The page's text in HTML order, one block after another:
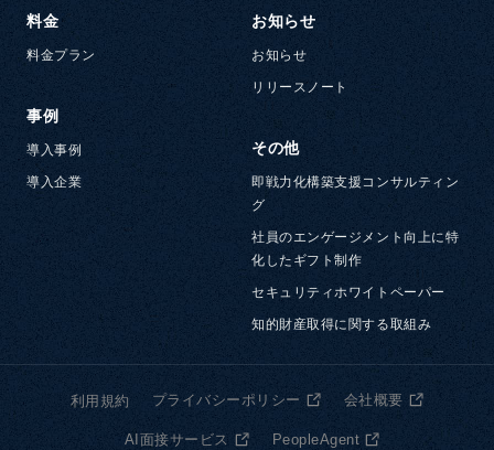
料金
料金プラン
事例
導入事例
導入企業
お知らせ
お知らせ
リリースノート
その他
即戦力化構築支援コンサルティン
グ
社員のエンゲージメント向上に特
化したギフト制作
セキュリティホワイトペーパー
知的財産取得に関する取組み
利用規約 プライバシーポリシー 会社概要
AI面接サービス PeopleAgent